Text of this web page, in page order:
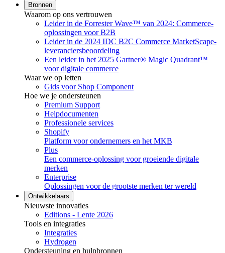
Bronnen
Waarom op ons vertrouwen
Leider in de Forrester Wave™ van 2024: Commerce-
oplossingen voor B2B
Leider in de 2024 IDC B2C Commerce MarketScape-
leveranciersbeoordeling
Een leider in het 2025 Gartner® Magic Quadrant™
voor digitale commerce
Waar we op letten
Gids voor Shop Component
Hoe we je ondersteunen
Premium Support
Helpdocumenten
Professionele services
Shopify
Platform voor ondernemers en het MKB
Plus
Een commerce-oplossing voor groeiende digitale
merken
Enterprise
Oplossingen voor de grootste merken ter wereld
Ontwikkelaars
Nieuwste innovaties
Editions - Lente 2026
Tools en integraties
Integraties
Hydrogen
Ondersteuning en hulpbronnen